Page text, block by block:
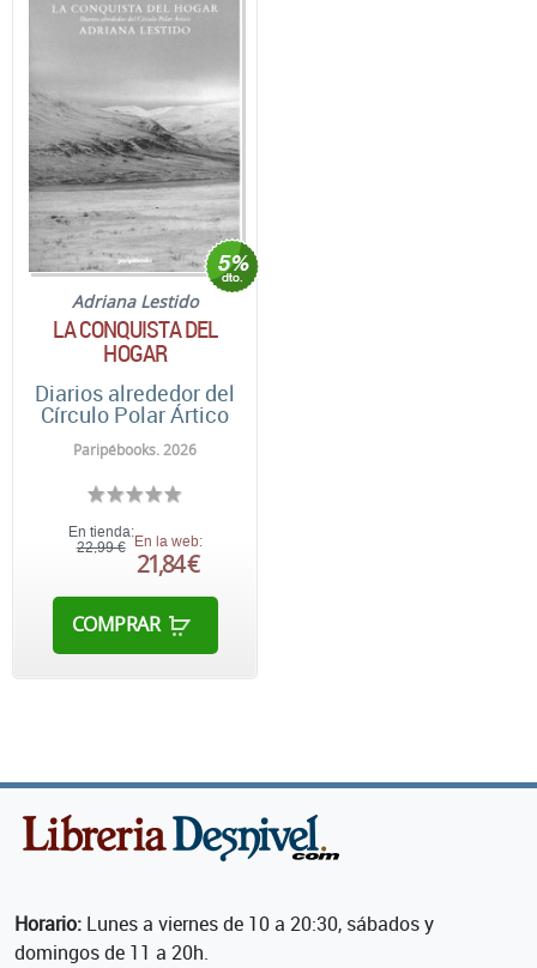
Adriana Lestido
LA CONQUISTA DEL
HOGAR
Diarios alrededor del
Círculo Polar Ártico
Paripébooks. 2026
En tienda:
22,99 € En la web:
21,84 €
COMPRAR
Horario: Lunes a viernes de 10 a 20:30, sábados y
domingos de 11 a 20h.